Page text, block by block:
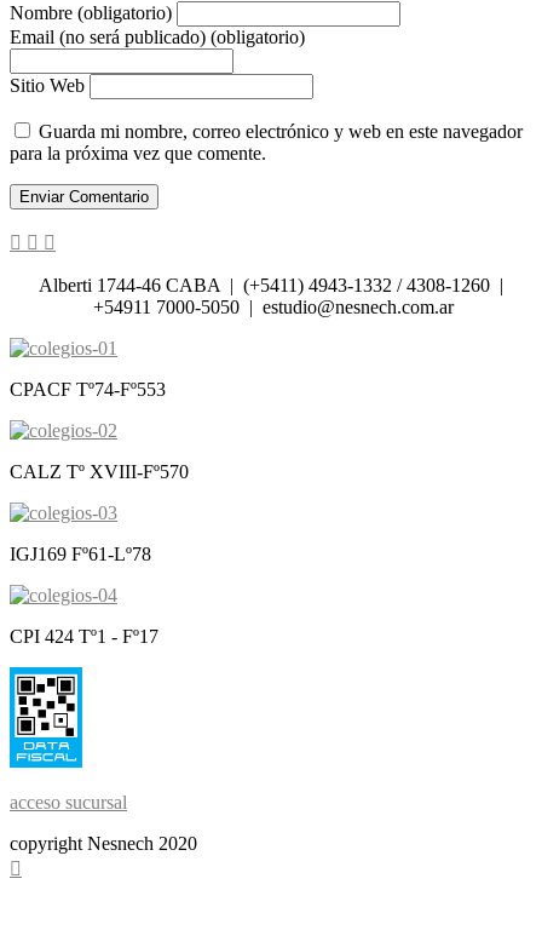
Nombre (obligatorio)
Email (no será publicado) (obligatorio)
Sitio Web
Guarda mi nombre, correo electrónico y web en este navegador
para la próxima vez que comente.
Alberti 1744-46 CABA | (+5411) 4943-1332 / 4308-1260 |
+54911 7000-5050 | estudio@nesnech.com.ar
CPACF Tº74-Fº553
CALZ Tº XVIII-Fº570
IGJ169 Fº61-Lº78
CPI 424 Tº1 - Fº17
acceso sucursal
copyright Nesnech 2020
Scroll